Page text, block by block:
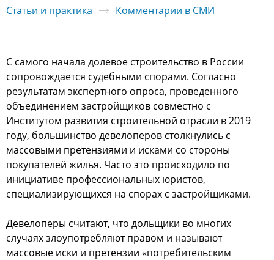
Статьи и практика
Комментарии в СМИ
С самого начала долевое строительство в России
сопровождается судебными спорами. Согласно
результатам экспертного опроса, проведенного
объединением застройщиков совместно с
Институтом развития строительной отрасли в 2019
году, большинство девелоперов столкнулись с
массовыми претензиями и исками со стороны
покупателей жилья. Часто это происходило по
инициативе профессиональных юристов,
специализирующихся на спорах с застройщиками.
Девелоперы считают, что дольщики во многих
случаях злоупотребляют правом и называют
массовые иски и претензии «потребительским